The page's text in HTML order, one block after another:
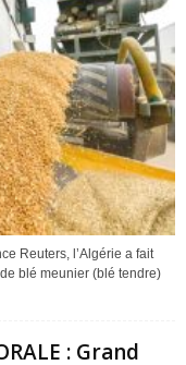
Reuters, l’Algérie a fait
blé meunier (blé tendre)
: Grand